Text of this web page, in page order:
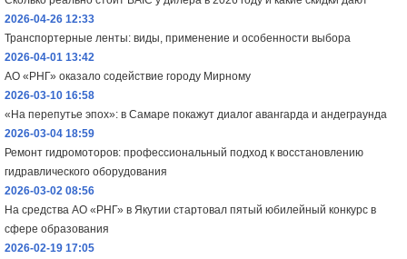
2026-04-26 12:33
Транспортерные ленты: виды, применение и особенности выбора
2026-04-01 13:42
АО «РНГ» оказало содействие городу Мирному
2026-03-10 16:58
«На перепутье эпох»: в Самаре покажут диалог авангарда и андеграунда
2026-03-04 18:59
Ремонт гидромоторов: профессиональный подход к восстановлению
гидравлического оборудования
2026-03-02 08:56
На средства АО «РНГ» в Якутии стартовал пятый юбилейный конкурс в
сфере образования
2026-02-19 17:05